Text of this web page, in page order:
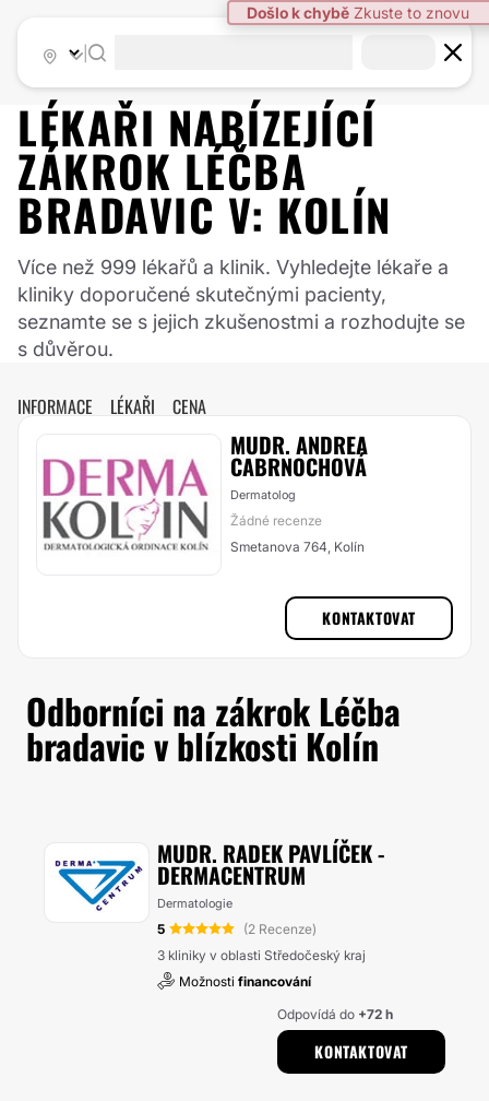
LÉKAŘI NABÍZEJÍCÍ
ZÁKROK LÉČBA
BRADAVIC V: KOLÍN
Více než 999 lékařů a klinik. Vyhledejte lékaře a
kliniky doporučené skutečnými pacienty,
seznamte se s jejich zkušenostmi a rozhodujte se
s důvěrou.
INFORMACE LÉKAŘI CENA
MUDR. ANDREA
CABRNOCHOVÁ
Dermatolog
Žádné recenze
Smetanova 764, Kolín
KONTAKTOVAT
Odborníci na zákrok Léčba
bradavic v blízkosti Kolín
MUDR. RADEK PAVLÍČEK -
DERMACENTRUM
Dermatologie
5
(2 Recenze)
3 kliniky v oblasti Středočeský kraj
Možnosti financování
Odpovídá do +72 h
KONTAKTOVAT